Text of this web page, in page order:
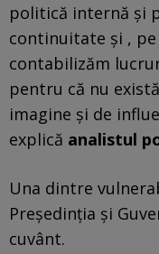
politică internă și
continuitate și ,
contabilizăm
pentru că nu
imagine și de
explică analistul
Una dintre
Președinția și
cuvânt.